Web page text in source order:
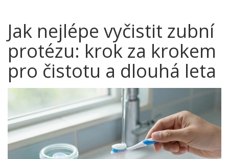
Jak nejlépe vyčistit zubní
protézu: krok za krokem
pro čistotu a dlouhá leta